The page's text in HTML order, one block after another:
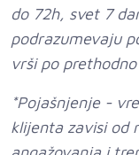
do 72h, svet 7
podrazumevaju
vrši po
*Pojašnjenje -
klijenta zavisi od